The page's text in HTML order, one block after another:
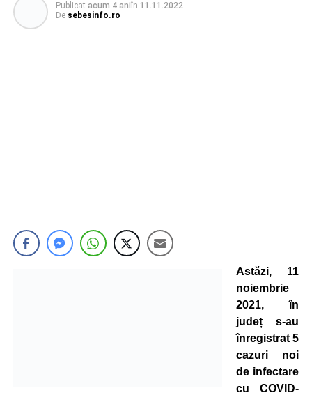
Publicat acum 4 aniîn 11.11.2022
De sebesinfo.ro
Astăzi, 11
noiembrie
2021, în
județ s-au
înregistrat 5
cazuri noi
de infectare
cu COVID-